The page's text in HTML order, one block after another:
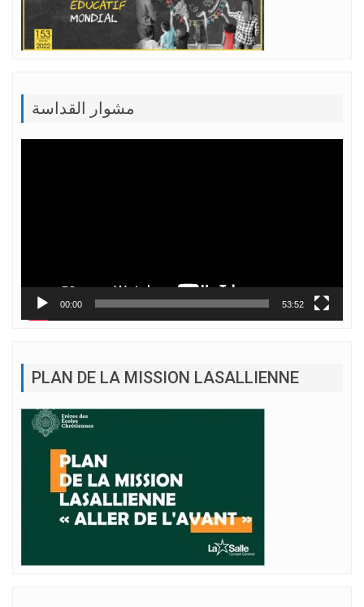
مشوار القداسة
00:00 53:52
PLAN DE LA MISSION LASALLIENNE